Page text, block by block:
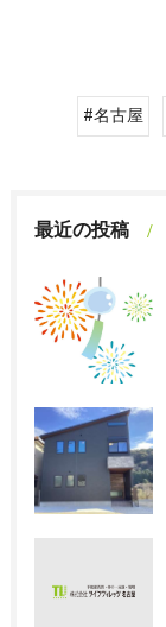
#名古屋
最近の投稿